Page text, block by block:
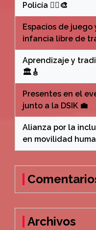
Policía 👮‍♂️🎨
Espacios de
infancia libre de
Aprendizaje y
🏛️🎸
Presentes en el
junto a la DSIK 💼
Alianza por la
en movilidad
Archivos